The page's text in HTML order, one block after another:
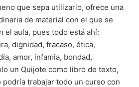
que sepa utilizarlo, ofrece una
de material con el que se
el aula, pues todo está ahí:
dignidad, fracaso, ética,
amor, infamia, bondad,
un Quijote como libro de texto,
podría trabajar todo un curso con